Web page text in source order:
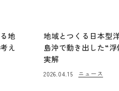
地
え
地域とつくる日本型
島沖で動き出した“
実解
2026.04.15 ニュース